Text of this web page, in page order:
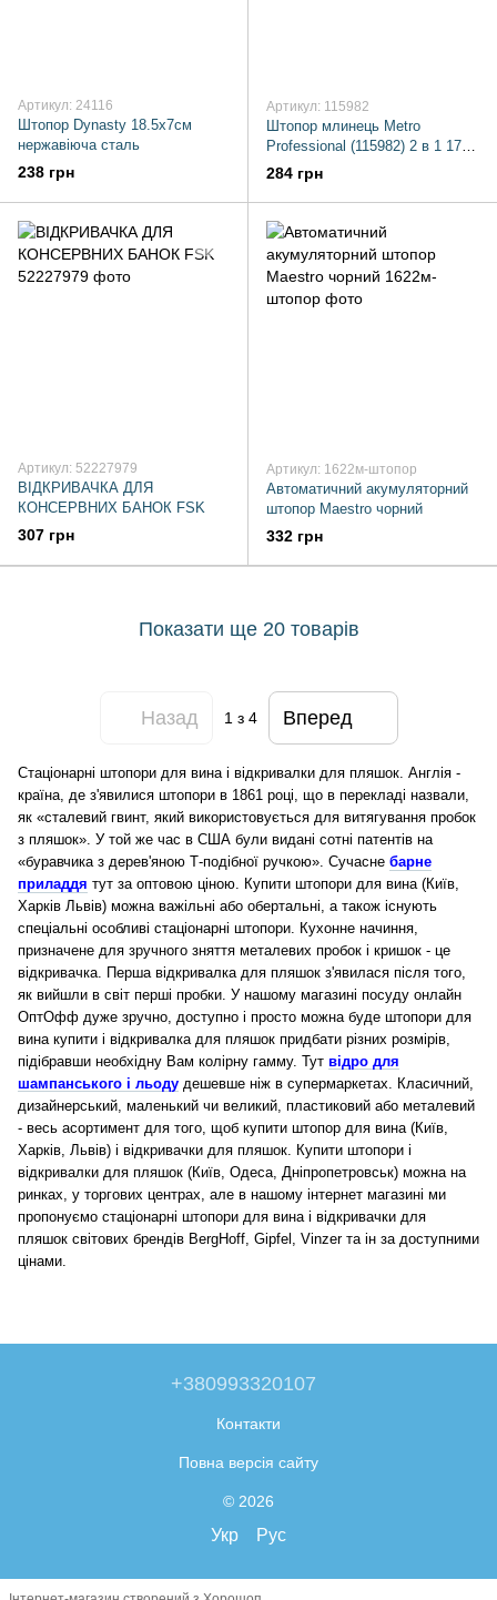
Артикул: 24116
Штопор Dynasty 18.5х7см
нержавіюча сталь
238 грн
Артикул: 115982
Штопор млинець Metro
Professional (115982) 2 в 1 17
см
284 грн
Артикул: 52227979
ВІДКРИВАЧКА ДЛЯ
КОНСЕРВНИХ БАНОК FSK
307 грн
Артикул: 1622м-штопор
Автоматичний акумуляторний
штопор Maestro чорний
332 грн
Показати ще 20 товарів
Назад 1з 4 Вперед
Стаціонарні штопори для вина і відкривалки для пляшок. Англія -
країна, де з'явилися штопори в 1861 році, що в перекладі назвали,
як «сталевий гвинт, який використовується для витягування пробок
з пляшок». У той же час в США були видані сотні патентів на
«буравчика з дерев'яною Т-подібної ручкою». Сучасне барне
приладдя тут за оптовою ціною. Купити штопори для вина (Київ,
Харків Львів) можна важільні або обертальні, а також існують
спеціальні особливі стаціонарні штопори. Кухонне начиння,
призначене для зручного зняття металевих пробок і кришок - це
відкривачка. Перша відкривалка для пляшок з'явилася після того,
як вийшли в світ перші пробки. У нашому магазині посуду онлайн
ОптОфф дуже зручно, доступно і просто можна буде штопори для
вина купити і відкривалка для пляшок придбати різних розмірів,
підібравши необхідну Вам колірну гамму. Тут відро для
шампанського і льоду дешевше ніж в супермаркетах. Класичний,
дизайнерський, маленький чи великий, пластиковий або металевий
- весь асортимент для того, щоб купити штопор для вина (Київ,
Харків, Львів) і відкривачки для пляшок. Купити штопори і
відкривалки для пляшок (Київ, Одеса, Дніпропетровськ) можна на
ринках, у торгових центрах, але в нашому інтернет магазині ми
пропонуємо стаціонарні штопори для вина і відкривачки для
пляшок світових брендів BergHoff, Gipfel, Vinzer та ін за доступними
цінами.
+380993320107
Контакти
Повна версія сайту
© 2026
Укр Рус